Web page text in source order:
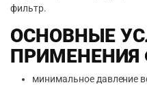
фильтр.
ОСНОВНЫЕ
ПРИМЕНЕНИЯ
минимальное давление